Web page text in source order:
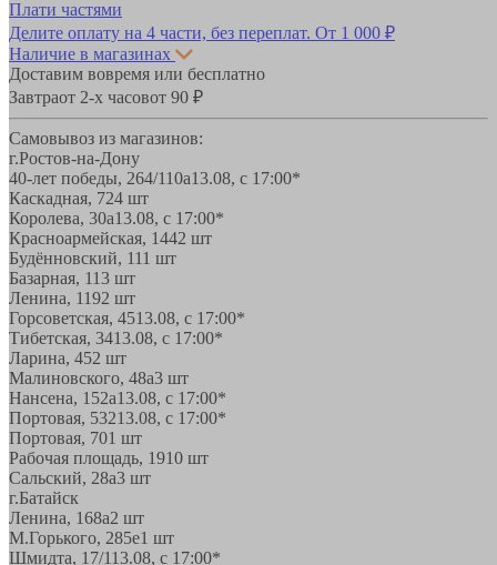
Плати частями
Делите оплату на 4 части, без переплат. От 1 000 ₽
Наличие в магазинах
Доставим вовремя или бесплатно
Завтраот 2-х часовот 90 ₽
Самовывоз из магазинов:
г.Ростов-на-Дону
40-лет победы, 264/110а13.08, с 17:00*
Каскадная, 724 шт
Королева, 30а13.08, с 17:00*
Красноармейская, 1442 шт
Будённовский, 111 шт
Базарная, 113 шт
Ленина, 1192 шт
Горсоветская, 4513.08, с 17:00*
Тибетская, 3413.08, с 17:00*
Ларина, 452 шт
Малиновского, 48а3 шт
Нансена, 152а13.08, с 17:00*
Портовая, 53213.08, с 17:00*
Портовая, 701 шт
Рабочая площадь, 1910 шт
Сальский, 28a3 шт
г.Батайск
Ленина, 168а2 шт
М.Горького, 285е1 шт
Шмидта, 17/113.08, с 17:00*